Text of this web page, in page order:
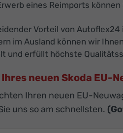
eines Reimports
Vorteil von
im Ausland können wir
und erfüllt höchste
neuen Skoda EU-
Ihren neuen EU-
uns so am schnellsten.